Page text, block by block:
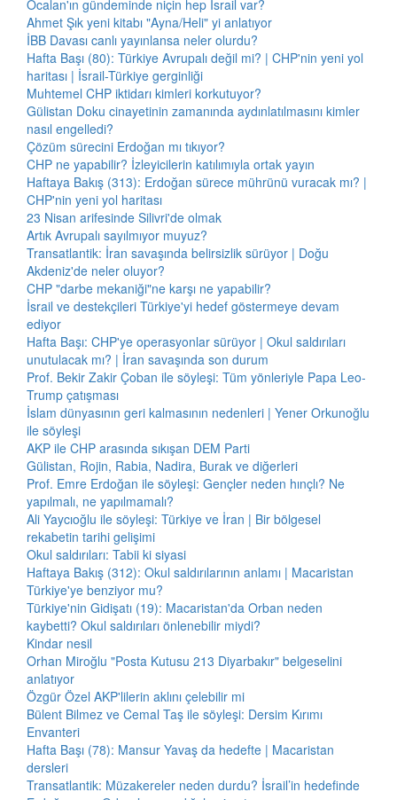
Öcalan'ın gündeminde niçin hep İsrail var?
Ahmet Şık yeni kitabı "Ayna/Heli" yi anlatıyor
İBB Davası canlı yayınlansa neler olurdu?
Hafta Başı (80): Türkiye Avrupalı değil mi? | CHP'nin yeni yol
haritası | İsrail-Türkiye gerginliği
Muhtemel CHP iktidarı kimleri korkutuyor?
Gülistan Doku cinayetinin zamanında aydınlatılmasını kimler
nasıl engelledi?
Çözüm sürecini Erdoğan mı tıkıyor?
CHP ne yapabilir? İzleyicilerin katılımıyla ortak yayın
Haftaya Bakış (313): Erdoğan sürece mührünü vuracak mı? |
CHP'nin yeni yol haritası
23 Nisan arifesinde Silivri'de olmak
Artık Avrupalı sayılmıyor muyuz?
Transatlantik: İran savaşında belirsizlik sürüyor | Doğu
Akdeniz'de neler oluyor?
CHP "darbe mekaniği"ne karşı ne yapabilir?
İsrail ve destekçileri Türkiye'yi hedef göstermeye devam
ediyor
Hafta Başı: CHP'ye operasyonlar sürüyor | Okul saldırıları
unutulacak mı? | İran savaşında son durum
Prof. Bekir Zakir Çoban ile söyleşi: Tüm yönleriyle Papa Leo-
Trump çatışması
İslam dünyasının geri kalmasının nedenleri | Yener Orkunoğlu
ile söyleşi
AKP ile CHP arasında sıkışan DEM Parti
Gülistan, Rojin, Rabia, Nadira, Burak ve diğerleri
Prof. Emre Erdoğan ile söyleşi: Gençler neden hınçlı? Ne
yapılmalı, ne yapılmamalı?
Ali Yaycıoğlu ile söyleşi: Türkiye ve İran | Bir bölgesel
rekabetin tarihi gelişimi
Okul saldırıları: Tabii ki siyasi
Haftaya Bakış (312): Okul saldırılarının anlamı | Macaristan
Türkiye'ye benziyor mu?
Türkiye'nin Gidişatı (19): Macaristan'da Orban neden
kaybetti? Okul saldırıları önlenebilir miydi?
Kindar nesil
Orhan Miroğlu "Posta Kutusu 213 Diyarbakır" belgeselini
anlatıyor
Özgür Özel AKP'lilerin aklını çelebilir mi
Bülent Bilmez ve Cemal Taş ile söyleşi: Dersim Kırımı
Envanteri
Hafta Başı (78): Mansur Yavaş da hedefte | Macaristan
dersleri
Transatlantik: Müzakereler neden durdu? İsrail’in hedefinde